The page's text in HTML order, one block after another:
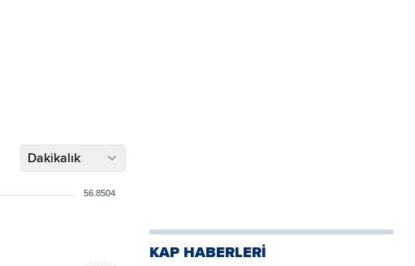
Dakikalık
56.8504
KAP HABERLERİ